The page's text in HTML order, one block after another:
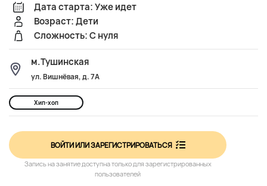
Дата старта: Уже идет
Возраст: Дети
Сложность: С нуля
м.Тушинская
ул. Вишнёвая, д. 7А
Хип-хоп
ВОЙТИ ИЛИ ЗАРЕГИСТРИРОВАТЬСЯ
Запись на занятие доступна только для зарегистрированных
пользователей